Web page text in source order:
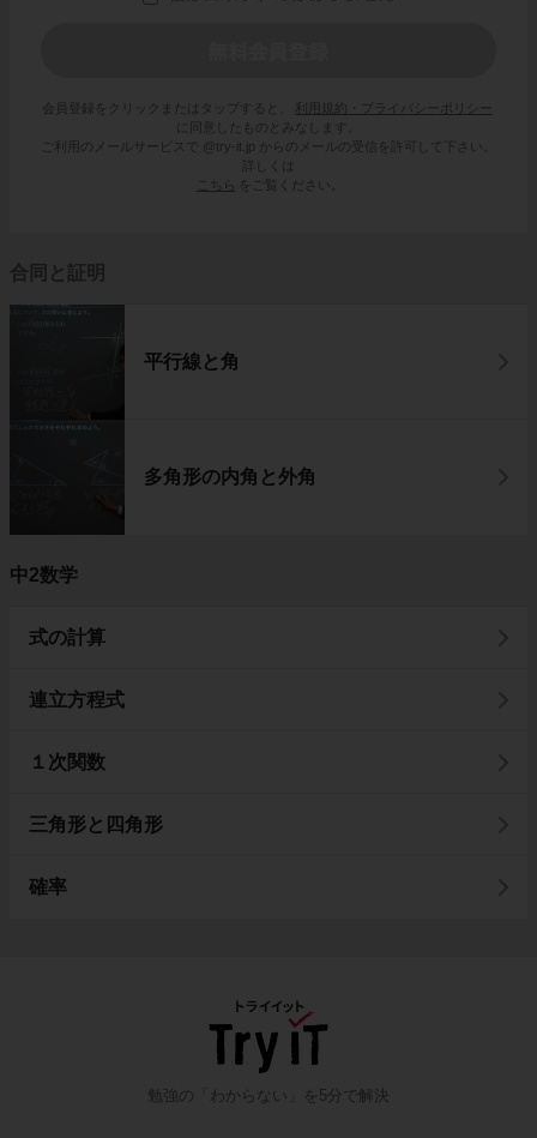
会員登録をクリックまたはタップすると、
利用規約・プライバシーポリシー
に同意したものとみなします。
ご利用のメールサービスで @try-it.jp からのメールの受信を許可して下さい。
詳しくは
こちら
をご覧ください。
合同と証明
平行線と角
多角形の内角と外角
中2数学
式の計算
連立方程式
１次関数
三角形と四角形
確率
勉強の「わからない」を5分で解決